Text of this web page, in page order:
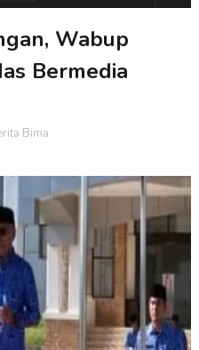
Wabup
Bermedia
Bima